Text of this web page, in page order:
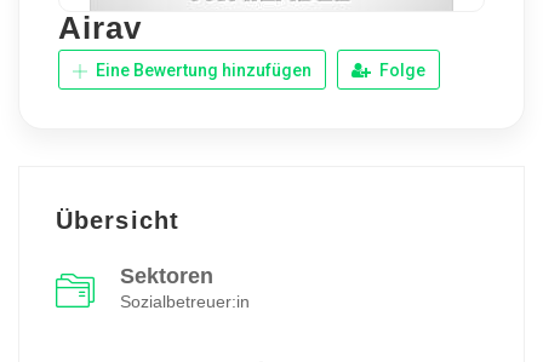
Airav
Eine Bewertung hinzufügen Folge
Übersicht
Sektoren
Sozialbetreuer:in